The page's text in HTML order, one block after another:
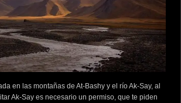
en las montañas de At-Bashy y el río Ak-Say, al
Ak-Say es necesario un permiso, que te piden